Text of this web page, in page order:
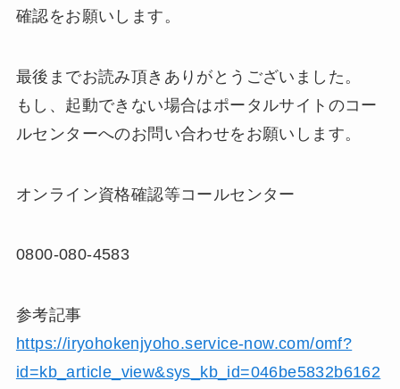
確認をお願いします。
最後までお読み頂きありがとうございました。
もし、起動できない場合はポータルサイトのコー
ルセンターへのお問い合わせをお願いします。
オンライン資格確認等コールセンター
0800-080-4583
参考記事
https://iryohokenjyoho.service-now.com/omf?
id=kb_article_view&sys_kb_id=046be5832b6162